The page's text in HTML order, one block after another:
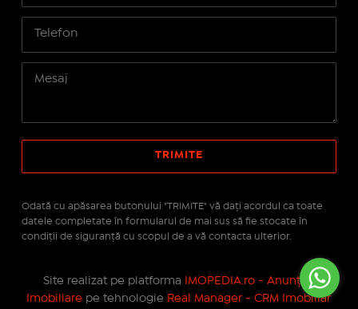
Odată cu apăsarea butonului "TRIMITE" vă daţi acordul ca toate
datele completate în formularul de mai sus să fie stocate în
condiţii de siguranţă cu scopul de a vă contacta ulterior.
Site realizat pe platforma
IMOPEDIA.ro - Anunțuri
Imobiliare pe tehnologie Real Manager - CRM Imobiliar